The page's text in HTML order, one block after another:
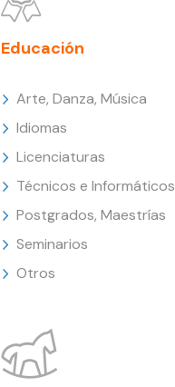
Educación
Arte, Danza, Música
Idiomas
Licenciaturas
Técnicos e Informáticos
Postgrados, Maestrías
Seminarios
Otros